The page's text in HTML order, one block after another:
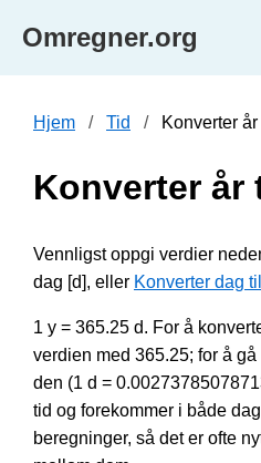
Omregner.org
Hjem Tid Konverter
Konverter år
Vennligst oppgi verdier
dag [d], eller Konverter dag
1 y = 365.25 d. For å
verdien med 365.25; for å
den (1 d =
tid og forekommer i både
beregninger, så det er ofte